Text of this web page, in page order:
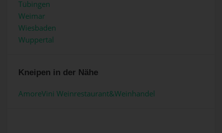
Tübingen
Weimar
Wiesbaden
Wuppertal
Kneipen in der Nähe
AmoreVini Weinrestaurant&Weinhandel